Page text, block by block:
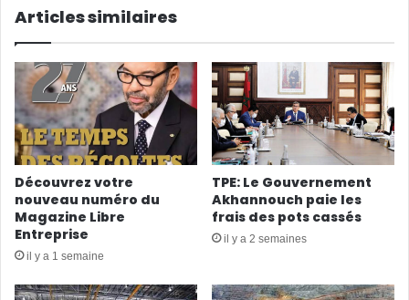
Articles similaires
Découvrez votre
nouveau numéro du
Magazine Libre
Entreprise
il y a 1 semaine
TPE: Le Gouvernement
Akhannouch paie les
frais des pots cassés
il y a 2 semaines